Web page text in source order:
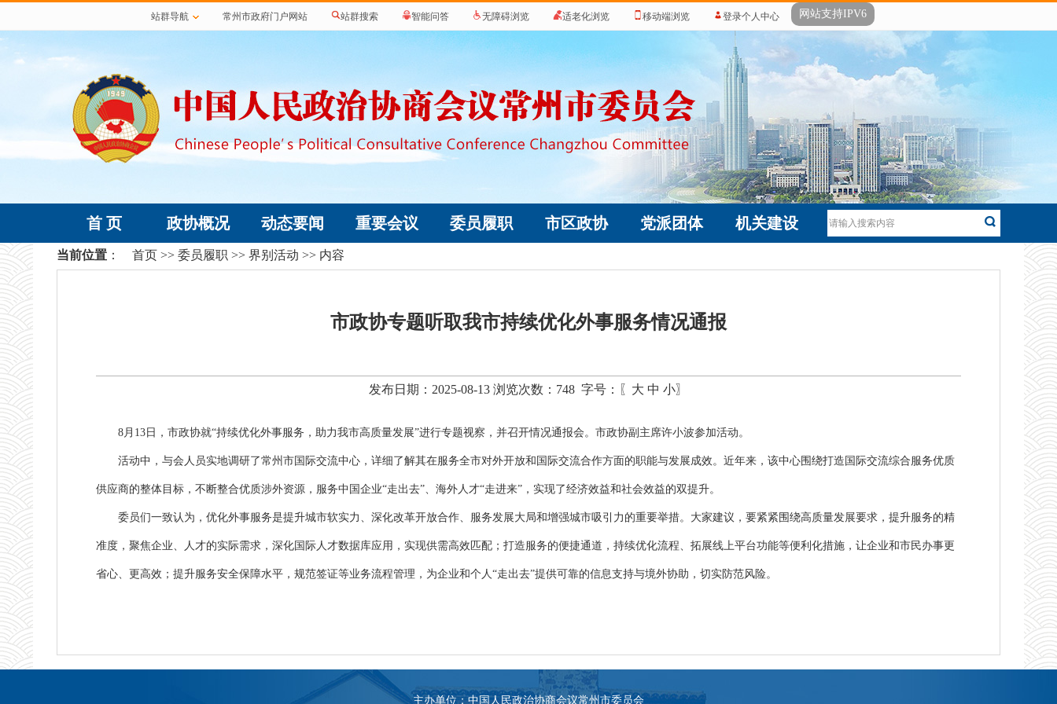
站群导航 常州市政府门户网站 站群搜索 智能问答 无障碍浏览 适老化浏览 移动端浏览 登录个人中心 网站支持IPV6
首 页 政协概况 动态要闻 重要会议 委员履职 市区政协 党派团体 机关建设
当前位置 ： 首页 >> 委员履职 >> 界别活动 >> 内容
市政协专题听取我市持续优化外事服务情况通报
发布日期：2025-08-13 浏览次数： 748 字号：〖 大 中 小〗
8月13日，市政协就“持续优化外事服务，助力我市高质量发展”进行专题视察，并召开情况通报会。市政协副主席许小波参加活动。
活动中，与会人员实地调研了常州市国际交流中心，详细了解其在服务全市对外开放和国际交流合作方面的职能与发展成效。近年来，该中心围绕打造国际交流综合服务优质
供应商的整体目标，不断整合优质涉外资源，服务中国企业“走出去”、海外人才“走进来”，实现了经济效益和社会效益的双提升。
委员们一致认为，优化外事服务是提升城市软实力、深化改革开放合作、服务发展大局和增强城市吸引力的重要举措。大家建议，要紧紧围绕高质量发展要求，提升服务的精
准度，聚焦企业、人才的实际需求，深化国际人才数据库应用，实现供需高效匹配；打造服务的便捷通道，持续优化流程、拓展线上平台功能等便利化措施，让企业和市民办事更
省心、更高效； 提升服务安全保障水平 ，规范签证等业务流程管理，为企业和个人“走出去”提供可靠的信息支持与境外协助，切实防范风险。
主办单位：中国人民政治协商会议常州市委员会